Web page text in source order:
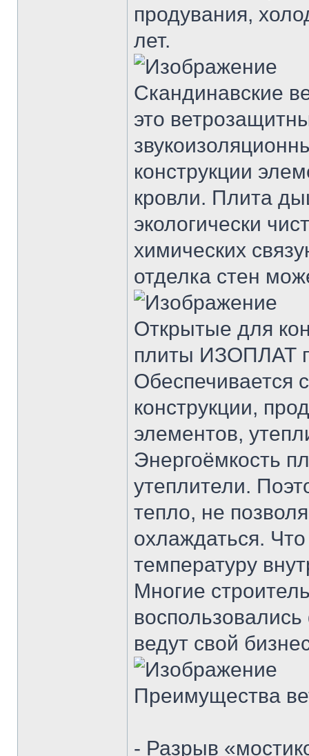
продувания,
лет.
Скандинавские
это
конструкции
кровли. Плита
экологически
химических
отделка стен
Открытые для
плиты ИЗОПЛАТ
Обеспечивается
конструкции,
элементов,
Энергоёмкость
утеплители.
тепло, не
охлаждаться.
температуру
Многие
ведут свой
Преимущества
- Разрыв